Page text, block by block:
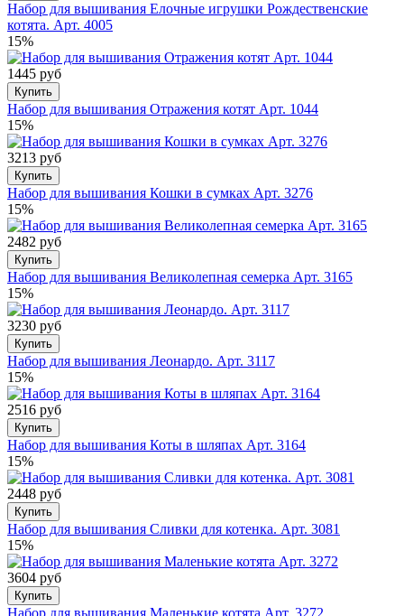
Набор для вышивания Елочные игрушки Рождественские
котята. Арт. 4005
15%
1445 руб
Купить
Набор для вышивания Отражения котят Арт. 1044
15%
3213 руб
Купить
Набор для вышивания Кошки в сумках Арт. 3276
15%
2482 руб
Купить
Набор для вышивания Великолепная семерка Арт. 3165
15%
3230 руб
Купить
Набор для вышивания Леонардо. Арт. 3117
15%
2516 руб
Купить
Набор для вышивания Коты в шляпах Арт. 3164
15%
2448 руб
Купить
Набор для вышивания Сливки для котенка. Арт. 3081
15%
3604 руб
Купить
Набор для вышивания Маленькие котята Арт. 3272